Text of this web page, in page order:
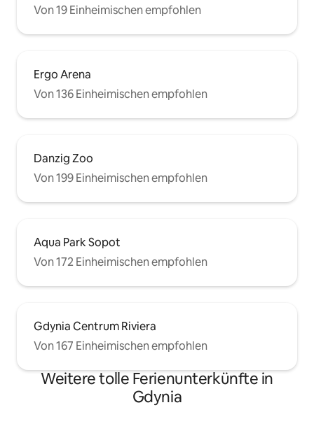
Von 19 Einheimischen empfohlen
Ergo Arena
Von 136 Einheimischen empfohlen
Danzig Zoo
Von 199 Einheimischen empfohlen
Aqua Park Sopot
Von 172 Einheimischen empfohlen
Gdynia Centrum Riviera
Von 167 Einheimischen empfohlen
Weitere tolle Ferienunterkünfte in
Gdynia